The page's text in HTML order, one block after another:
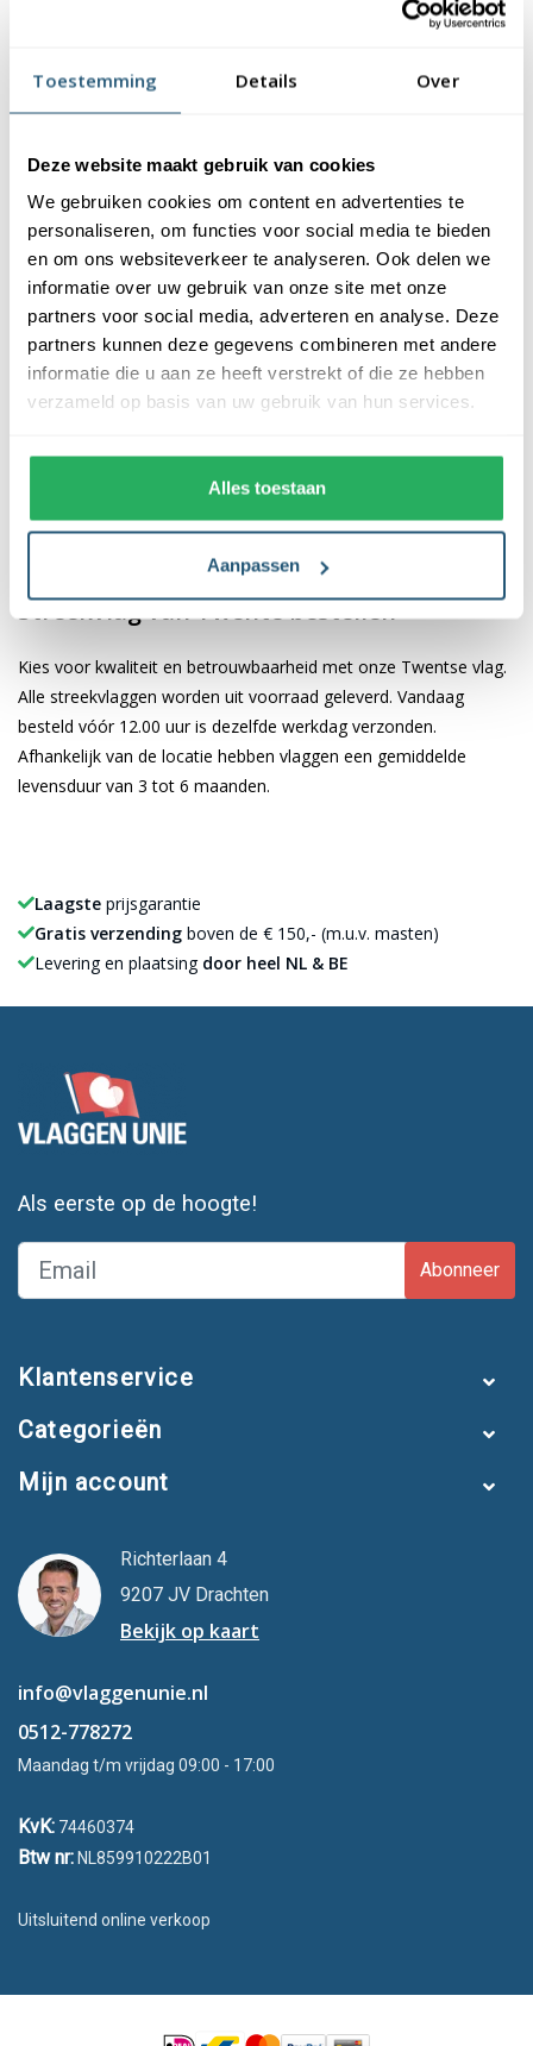
Toestemming Details Over
Deze website maakt gebruik van cookies
We gebruiken cookies om content en advertenties te
personaliseren, om functies voor social media te bieden
en om ons websiteverkeer te analyseren. Ook delen we
informatie over uw gebruik van onze site met onze
partners voor social media, adverteren en analyse. Deze
partners kunnen deze gegevens combineren met andere
informatie die u aan ze heeft verstrekt of die ze hebben
verzameld op basis van uw gebruik van hun services.
Alles toestaan
Aanpassen
maar ook kleurecht en uv-bestendig. U kunt er dus zeker van zijn
vlaggen wasbaar op 40 graden, waardoor ze eenvoudig schoon
Afwerking van de Twentse vlag
De afwerking van onze vlaggen is van hoge kwaliteit. Ze zijn
voorzien van een sterke kopband en een dubbele stiknaad, wat
bijdraagt aan hun duurzaamheid en stevigheid. Wij bieden de
vlag van Twente aan in verschillende afmetingen: 40x60 cm,
100x150 cm, 150x225 cm, 200x300 cm en 225x350 cm.
Hierdoor is er altijd een geschikte maat voor uw specifieke
vlaggen van 40x60 cm en 100x150 cm zijn uitgerust met een
koord en lusje, terwijl de grotere maten van 150x225 cm,
200x300 cm en 225x350 cm zijn voorzien van clips.
Streekvlag van Twente bestellen
Kies voor kwaliteit en betrouwbaarheid met onze Twentse vlag.
Alle streekvlaggen worden uit voorraad geleverd. Vandaag
besteld vóór 12.00 uur is dezelfde werkdag verzonden.
Afhankelijk van de locatie hebben vlaggen een gemiddelde
levensduur van 3 tot 6 maanden.
Laagste prijsgarantie
Gratis verzending boven de € 150,- (m.u.v. masten)
Levering en plaatsing door heel NL & BE
Als eerste op de hoogte!
Abonneer
Klantenservice
Categorieën
Mijn account
Richterlaan 4
9207 JV Drachten
Bekijk op kaart
info@vlaggenunie.nl
0512-778272
Maandag t/m vrijdag 09:00 - 17:00
KvK: 74460374
Btw nr: NL859910222B01
Uitsluitend online verkoop